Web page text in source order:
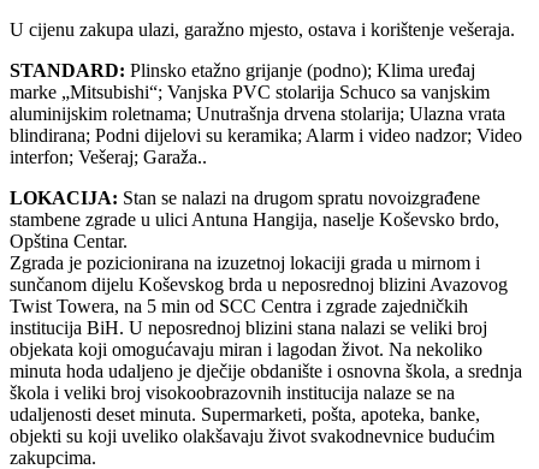
U cijenu zakupa ulazi, garažno mjesto, ostava i korištenje vešeraja.
STANDARD: Plinsko etažno grijanje (podno); Klima uređaj
marke „Mitsubishi“; Vanjska PVC stolarija Schuco sa vanjskim
aluminijskim roletnama; Unutrašnja drvena stolarija; Ulazna vrata
blindirana; Podni dijelovi su keramika; Alarm i video nadzor; Video
interfon; Vešeraj; Garaža..
LOKACIJA: Stan se nalazi na drugom spratu novoizgrađene
stambene zgrade u ulici Antuna Hangija, naselje Koševsko brdo,
Opština Centar.
Zgrada je pozicionirana na izuzetnoj lokaciji grada u mirnom i
sunčanom dijelu Koševskog brda u neposrednoj blizini Avazovog
Twist Towera, na 5 min od SCC Centra i zgrade zajedničkih
institucija BiH. U neposrednoj blizini stana nalazi se veliki broj
objekata koji omogućavaju miran i lagodan život. Na nekoliko
minuta hoda udaljeno je dječije obdanište i osnovna škola, a srednja
škola i veliki broj visokoobrazovnih institucija nalaze se na
udaljenosti deset minuta. Supermarketi, pošta, apoteka, banke,
objekti su koji uveliko olakšavaju život svakodnevnice budućim
zakupcima.